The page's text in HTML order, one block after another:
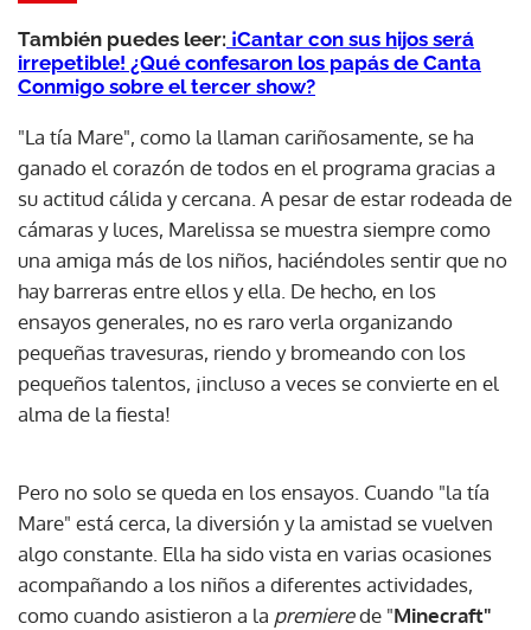
También puedes leer: ¡Cantar con sus hijos será
irrepetible! ¿Qué confesaron los papás de Canta
Conmigo sobre el tercer show?
"La tía Mare", como la llaman cariñosamente, se ha
ganado el corazón de todos en el programa gracias a
su actitud cálida y cercana. A pesar de estar rodeada de
cámaras y luces, Marelissa se muestra siempre como
una amiga más de los niños, haciéndoles sentir que no
hay barreras entre ellos y ella. De hecho, en los
ensayos generales, no es raro verla organizando
pequeñas travesuras, riendo y bromeando con los
pequeños talentos, ¡incluso a veces se convierte en el
alma de la fiesta!
Pero no solo se queda en los ensayos. Cuando "la tía
Mare" está cerca, la diversión y la amistad se vuelven
algo constante. Ella ha sido vista en varias ocasiones
acompañando a los niños a diferentes actividades,
como cuando asistieron a la premierede "Minecraft"